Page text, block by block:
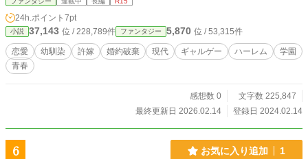
24h.ポイント 7pt
小説 37,143 位 / 228,789件 ファンタジー 5,870 位 / 53,315件
恋愛 幼馴染 許嫁 婚約破棄 現代 ギャルゲー ハーレム
学園
青春
感想数 0
文字数 225,847
最終更新日 2026.02.14
登録日 2024.02.14
6 お気に入り追加 1